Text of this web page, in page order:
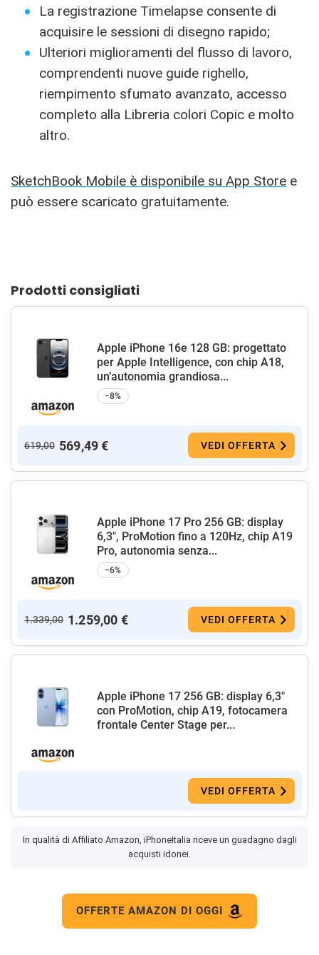
La registrazione Timelapse consente di
acquisire le sessioni di disegno rapido;
Ulteriori miglioramenti del flusso di lavoro,
comprendenti nuove guide righello,
riempimento sfumato avanzato, accesso
completo alla Libreria colori Copic e molto
altro.
SketchBook Mobile è disponibile su App Store e
può essere scaricato gratuitamente.
Prodotti consigliati
Apple iPhone 16e 128 GB: progettato
per Apple Intelligence, con chip A18,
un’autonomia grandiosa...
−8%
619,00 569,49 € VEDI OFFERTA
Apple iPhone 17 Pro 256 GB: display
6,3", ProMotion fino a 120Hz, chip A19
Pro, autonomia senza...
−6%
1.339,00 1.259,00 € VEDI OFFERTA
Apple iPhone 17 256 GB: display 6,3"
con ProMotion, chip A19, fotocamera
frontale Center Stage per...
VEDI OFFERTA
In qualità di Affiliato Amazon, iPhoneItalia riceve un guadagno dagli
acquisti idonei.
OFFERTE AMAZON DI OGGI